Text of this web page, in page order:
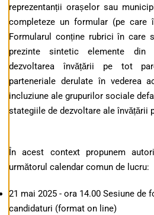
reprezentanții orașelor sau
completeze un formular (pe care
Formularul conține rubrici în care
prezinte sintetic elemente din
dezvoltarea învățării pe tot
parteneriale derulate în vederea
incluziune ale grupurilor sociale
stategiile de dezvoltare ale învățării
În acest context propunem
următorul calendar comun de lucru:
21 mai 2025 - ora 14.00 Sesiune de
candidaturi (format on line)